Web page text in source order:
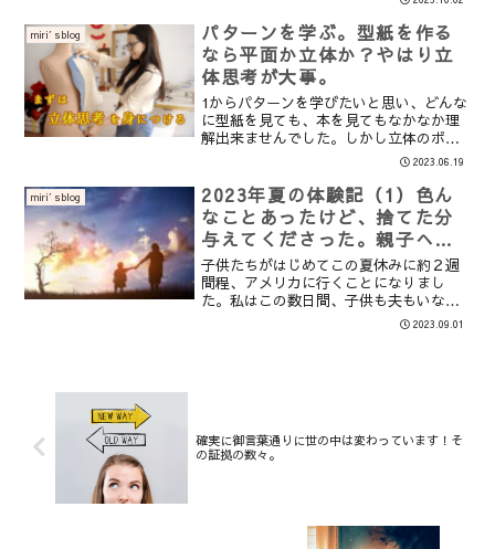
リネやサラダにするとアクセントになっ
てとっても美味しい事に気付きました。
今回はシーフードを入れた...
miri′sblog
パターンを学ぶ。型紙を作る
なら平面か立体か？やはり立
体思考が大事。
1からパターンを学びたいと思い、どんな
に型紙を見ても、本を見てもなかなか理
解出来ませんでした。しかし立体のボデ
ィに布を貼り付けた際の、布の流れや余
り具合などを目で見て確認することで、
服や身体のメカニズムが理解出来ると仰
られている方の話に、と...
2023.06.19
miri′sblog
2023年夏の体験記（1）色ん
なことあったけど、捨てた分
与えてくださった。親子への
神様からの祝福。
子供たちがはじめてこの夏休みに約２週
間程、アメリカに行くことになりまし
た。私はこの数日間、子供も夫もいない
日を過ごしました。子供にとっても私に
とってもかけがえのない日々を過ごすこ
2023.09.01
確実に御言葉通りに世の中は変わっています！そ
の証拠の数々。